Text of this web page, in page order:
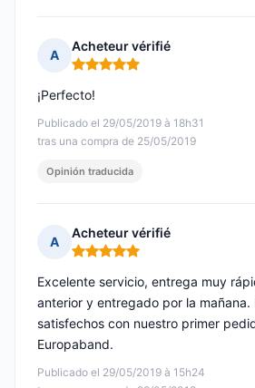
A
Acheteur vérifié
Nota: 5 de 5
Publicado el 29/05/2019 à 18h31
tras una compra de 25/05/2019
¡Perfecto!
Opinión traducida
A
Acheteur vérifié
Nota: 5 de 5
Publicado el 29/05/2019 à 15h24
Excelente servicio, entrega muy
anterior y entregado por la mañana.
satisfechos con nuestro primer
Europaband.